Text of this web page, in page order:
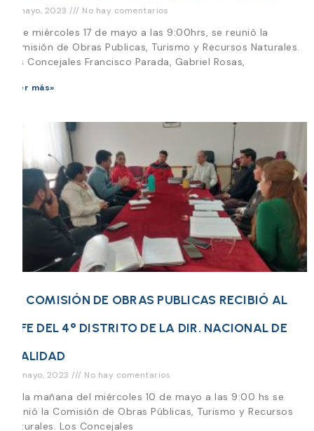
17 mayo, 2023 No hay comentarios
Este miércoles 17 de mayo a las 9:00hrs, se reunió la
Comisión de Obras Publicas, Turismo y Recursos Naturales.
Los Concejales Francisco Parada, Gabriel Rosas,
Leer más»
LA COMISIÓN DE OBRAS PUBLICAS RECIBIÓ AL
JEFE DEL 4° DISTRITO DE LA DIR. NACIONAL DE
VIALIDAD
10 mayo, 2023 No hay comentarios
En la mañana del miércoles 10 de mayo a las 9:00 hs se
reunió la Comisión de Obras Públicas, Turismo y Recursos
Naturales. Los Concejales